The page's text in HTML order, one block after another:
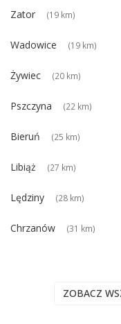
Zator (19 km)
Wadowice (19 km)
Żywiec (20 km)
Pszczyna (22 km)
Bieruń (25 km)
Libiąż (27 km)
Lędziny (28 km)
Chrzanów (31 km)
ZOBACZ